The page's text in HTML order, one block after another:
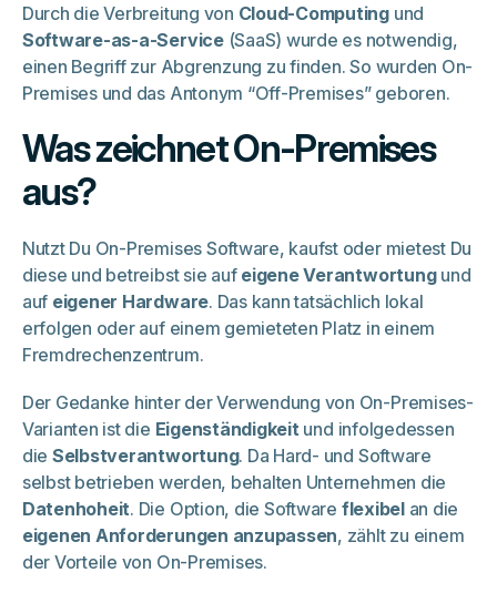
Durch die Verbreitung von Cloud-Computing und
Software-as-a-Service(SaaS) wurde es notwendig,
einen Begriff zur Abgrenzung zu finden. So wurden On-
Premises und das Antonym “Off-Premises” geboren.
Was zeichnet On-Premises
aus?
Nutzt Du On-Premises Software, kaufst oder mietest Du
diese und betreibst sie auf eigene Verantwortungund
auf eigener Hardware. Das kann tatsächlich lokal
erfolgen oder auf einem gemieteten Platz in einem
Fremdrechenzentrum.
Der Gedanke hinter der Verwendung von On-Premises-
Varianten ist die Eigenständigkeit und infolgedessen
die Selbstverantwortung. Da Hard- und Software
selbst betrieben werden, behalten Unternehmen die
Datenhoheit. Die Option, die Software flexibelan die
eigenen Anforderungen anzupassen, zählt zu einem
der Vorteile von On-Premises.